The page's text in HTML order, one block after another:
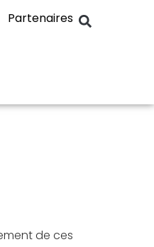
Partenaires
de ces